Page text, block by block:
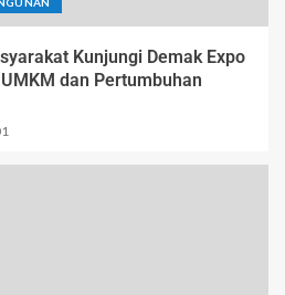
Kunjungi Demak Expo
dan Pertumbuhan